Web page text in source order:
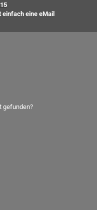
eine eMail
gefunden?